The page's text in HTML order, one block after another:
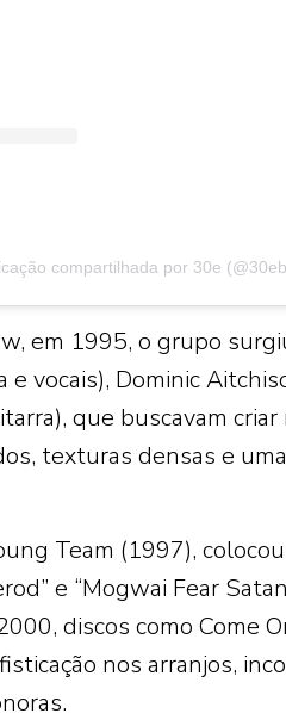
compartilhada por 30e
em 1995, o grupo
vocais), Dominic
que buscavam
texturas densas e
Team (1997),
e “Mogwai Fear
discos como Come
nos arranjos,